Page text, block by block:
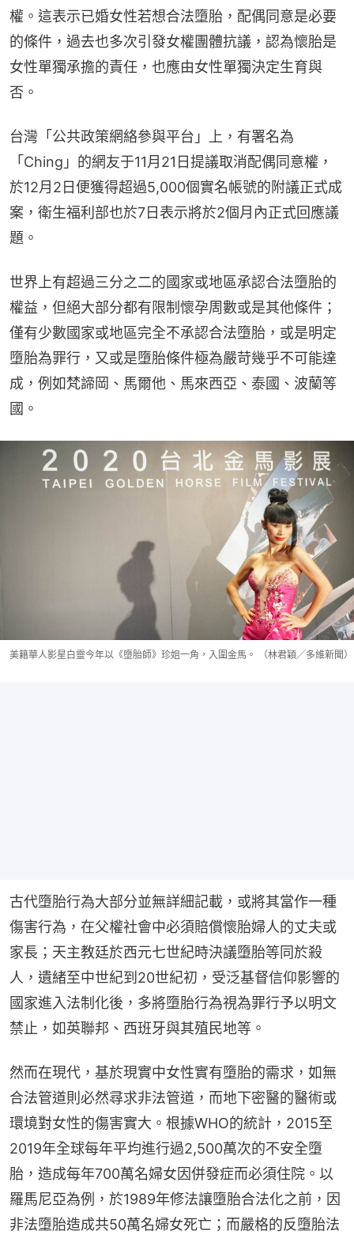
權。這表示已婚女性若想合法墮胎，配偶同意是必要
的條件，過去也多次引發女權團體抗議，認為懷胎是
女性單獨承擔的責任，也應由女性單獨決定生育與
否。
台灣「公共政策網絡參與平台」上，有署名為
「Ching」的網友于11月21日提議取消配偶同意權，
於12月2日便獲得超過5,000個實名帳號的附議正式成
案，衛生福利部也於7日表示將於2個月內正式回應議
題。
世界上有超過三分之二的國家或地區承認合法墮胎的
權益，但絕大部分都有限制懷孕周數或是其他條件；
僅有少數國家或地區完全不承認合法墮胎，或是明定
墮胎為罪行，又或是墮胎條件極為嚴苛幾乎不可能達
成，例如梵諦岡、馬爾他、馬來西亞、泰國、波蘭等
國。
美籍華人影星白靈今年以《墮胎師》珍姐一角，入圍金馬。 （林君穎╱多維新聞）
古代墮胎行為大部分並無詳細記載，或將其當作一種
傷害行為，在父權社會中必須賠償懷胎婦人的丈夫或
家長；天主教廷於西元七世紀時決議墮胎等同於殺
人，遺緒至中世紀到20世紀初，受泛基督信仰影響的
國家進入法制化後，多將墮胎行為視為罪行予以明文
禁止，如英聯邦、西班牙與其殖民地等。
然而在現代，基於現實中女性實有墮胎的需求，如無
合法管道則必然尋求非法管道，而地下密醫的醫術或
環境對女性的傷害實大。根據WHO的統計，2015至
2019年全球每年平均進行過2,500萬次的不安全墮
胎，造成每年700萬名婦女因併發症而必須住院。以
羅馬尼亞為例，於1989年修法讓墮胎合法化之前，因
非法墮胎造成共50萬名婦女死亡；而嚴格的反墮胎法